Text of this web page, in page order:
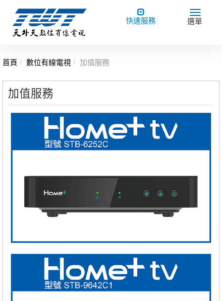
Toggle
navigation
快速服務
Toggle
選單
首頁 數位有線電視 加值服務
加值服務